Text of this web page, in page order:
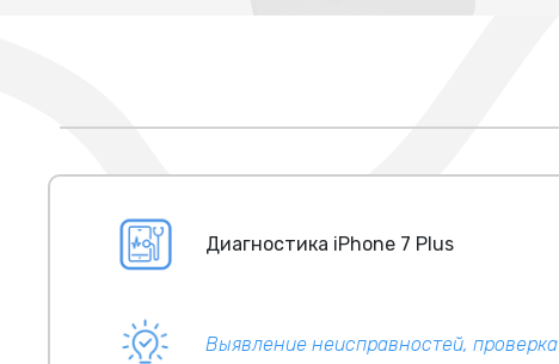
Диагностика iPhone 7 Plus
Выявление неисправностей,